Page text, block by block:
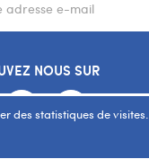
des statistiques de visites.
NOUS SUR